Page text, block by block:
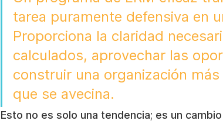
tarea puramente defensiva en
Proporciona la claridad
calculados, aprovechar las
construir una organización
que se avecina.
Esto no es solo una tendencia; es un